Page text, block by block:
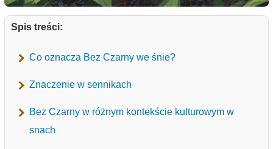
Spis treści:
Co oznacza Bez Czarny we śnie?
Znaczenie w sennikach
Bez Czarny w różnym kontekście kulturowym w
snach